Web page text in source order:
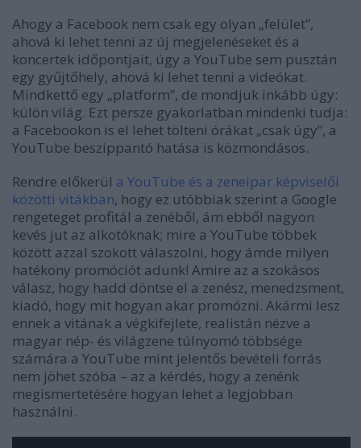
Ahogy a Facebook nem csak egy olyan „felület”,
ahová ki lehet tenni az új megjelenéseket és a
koncertek időpontjait, úgy a YouTube sem pusztán
egy gyűjtőhely, ahová ki lehet tenni a videókat.
Mindkettő egy „platform”, de mondjuk inkább úgy:
külön világ. Ezt persze gyakorlatban mindenki tudja:
a Facebookon is el lehet tölteni órákat „csak úgy”, a
YouTube beszippantó hatása is közmondásos.
Rendre előkerül a YouTube és a zeneipar képviselői
közötti vitákban, hogy ez utóbbiak szerint a Google
rengeteget profitál a zenéből, ám ebből nagyon
kevés jut az alkotóknak; mire a YouTube többek
között azzal szokott válaszolni, hogy ámde milyen
hatékony promóciót adunk! Amire az a szokásos
válasz, hogy hadd döntse el a zenész, menedzsment,
kiadó, hogy mit hogyan akar promózni. Akármi lesz
ennek a vitának a végkifejlete, realistán nézve a
magyar nép- és világzene túlnyomó többsége
számára a YouTube mint jelentős bevételi forrás
nem jöhet szóba – az a kérdés, hogy a zenénk
megismertetésére hogyan lehet a legjobban
használni.